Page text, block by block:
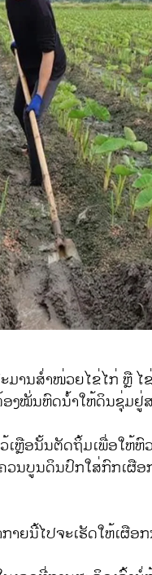
ານສໍ່າໜ່ວຍໄຂ່ໄກ່ ຫຼື ໄ
ງໝັ່ນຫົດນໍ້າໃຫ້ດິນຊຸ່ມຢູ່
ເຫຼືອນັ້ນຕັດຖິ້ມເພື່ອໃຫ້ຫົ
ວນບູນດິນປົກໃສ່ກົກເຜື
ກາຍນີ້ໄປຈະເຮັດໃຫ້ເຜື